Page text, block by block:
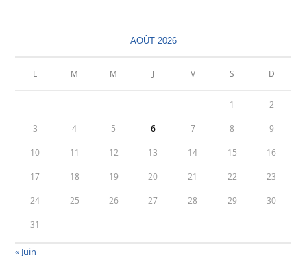
AOÛT 2026
L M M J V S D
1 2
3 4 5 6 7 8 9
10 11 12 13 14 15 16
17 18 19 20 21 22 23
24 25 26 27 28 29 30
31
« Juin